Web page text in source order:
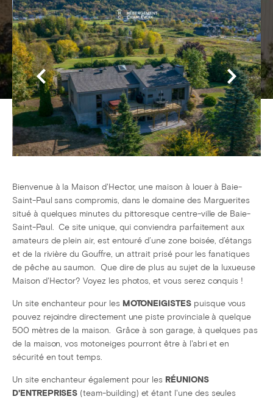
Bienvenue à la Maison d'Hector, une maison à louer à Baie-
Saint-Paul sans compromis, dans le domaine des Marguerites
situé à quelques minutes du pittoresque centre-ville de Baie-
Saint-Paul. Ce site unique, qui conviendra parfaitement aux
amateurs de plein air, est entouré d’une zone boisée, d’étangs
et de la rivière du Gouffre, un attrait prisé pour les fanatiques
de pêche au saumon. Que dire de plus au sujet de la luxueuse
Maison d'Hector? Voyez les photos, et vous serez conquis !
Un site enchanteur pour les MOTONEIGISTESpuisque vous
pouvez rejoindre directement une piste provinciale à quelque
500 mètres de la maison. Grâce à son garage, à quelques pas
de la maison, vos motoneiges pourront être à l'abri et en
sécurité en tout temps.
Un site enchanteur également pour les
RÉUNIONS
D'ENTREPRISES (team-building) et étant l'une des seules